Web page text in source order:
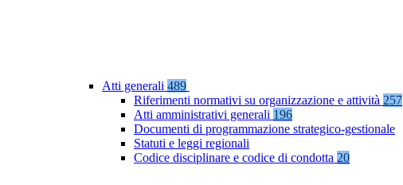
Atti generali 489
Riferimenti normativi su organizzazione e attività 257
Atti amministrativi generali 196
Documenti di programmazione strategico-gestionale
Statuti e leggi regionali
Codice disciplinare e codice di condotta 20